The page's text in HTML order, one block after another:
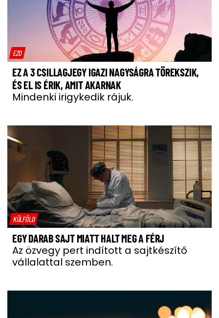
EZO
EZ A 3 CSILLAGJEGY IGAZI NAGYSÁGRA TÖREKSZIK,
ÉS EL IS ÉRIK, AMIT AKARNAK
Mindenki irigykedik rájuk.
KÜLFÖLD
EGY DARAB SAJT MIATT HALT MEG A FÉRJ
Az özvegy pert indított a sajtkészítő
vállalattal szemben.